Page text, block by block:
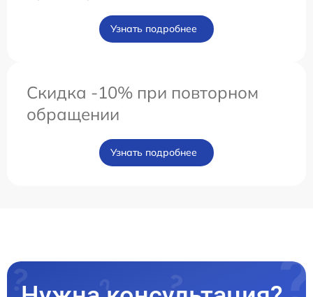
Узнать подробнее
Скидка -10% при повторном
обращении
Узнать подробнее